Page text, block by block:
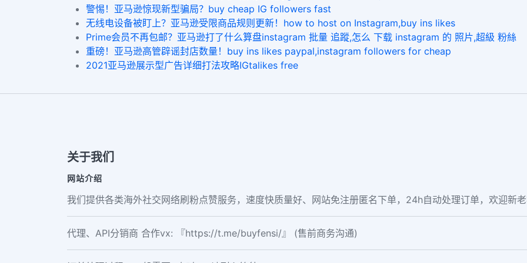
警惕！亚马逊惊现新型骗局？buy cheap IG followers fast
无线电设备被盯上？亚马逊受限商品规则更新！how to host on Instagram,buy ins likes
Prime会员不再包邮？亚马逊打了什么算盘instagram 批量 追蹤,怎么 下载 instagram 的 照片,超級 粉絲
重磅！亚马逊高管辟谣封店数量！buy ins likes paypal,instagram followers for cheap
2021亚马逊展示型广告详细打法攻略IGtalikes free
关于我们
网站介绍
我们提供各类海外社交网络刷粉点赞服务，速度快质量好、网站免注册匿名下单，24h自动处理订单，欢迎新老
代理、API分销商 合作vx: 『https://t.me/buyfensi/』 (售前商务沟通)